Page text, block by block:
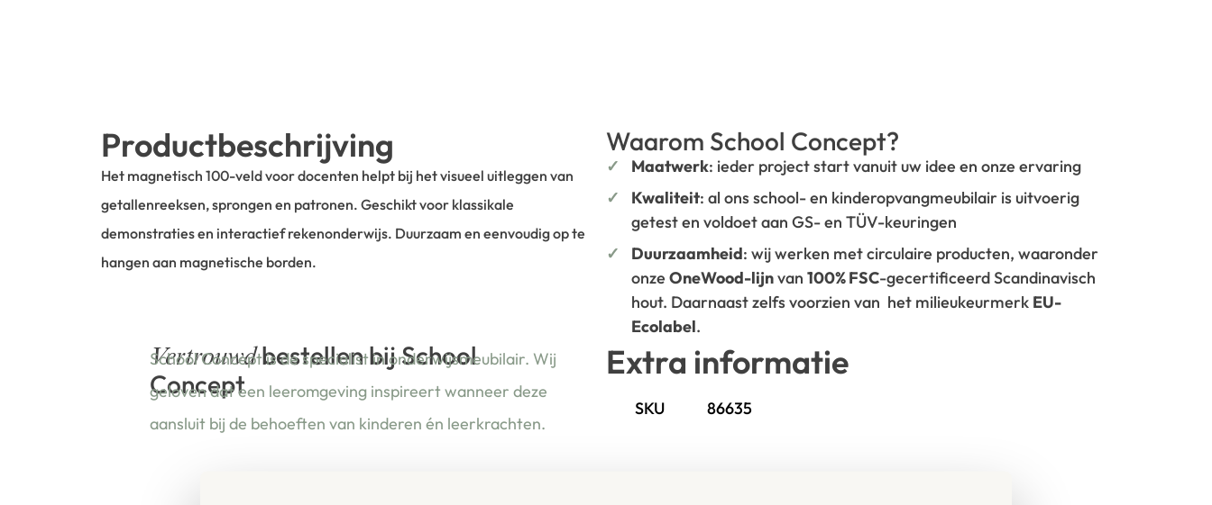
Productbeschrijving
Het magnetisch 100-veld voor docenten helpt bij het visueel uitleggen van
getallenreeksen, sprongen en patronen. Geschikt voor klassikale
demonstraties en interactief rekenonderwijs. Duurzaam en eenvoudig op te
hangen aan magnetische borden.
Vertrouwdbestellen bij School
Concept
School Concept is de specialist in onderwijsmeubilair. Wij
geloven dat een leeromgeving inspireert wanneer deze
aansluit bij de behoeften van kinderen én leerkrachten.
Waarom School Concept?
Maatwerk: ieder project start vanuit uw idee en onze ervaring
Kwaliteit: al ons school- en kinderopvangmeubilair is uitvoerig
getest en voldoet aan GS- en TÜV-keuringen
Duurzaamheid: wij werken met circulaire producten, waaronder
onze OneWood-lijnvan 100% FSC-gecertificeerd Scandinavisch
hout. Daarnaast zelfs voorzien van het milieukeurmerk EU-
Ecolabel.
Extra informatie
SKU 86635